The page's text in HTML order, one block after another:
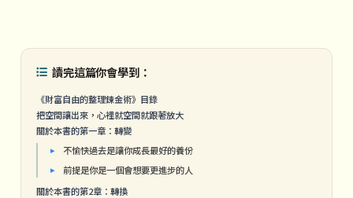
讀完這篇你會學到：
《財富自由的整理鍊金術》目錄
把空間讓出來，心裡就空間就跟著放大
關於本書的第一章：轉變
不愉快過去是讓你成長最好的養份
前提是你是一個會想要更進步的人
關於本書的第2章：轉換